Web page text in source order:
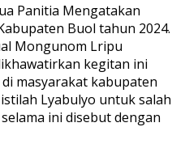
Panitia Mengatakan
Buol tahun 2024.
Mongunom Lripu
kegitan ini
masyarakat kabupaten
Lyabulyo untuk salah
ini disebut dengan